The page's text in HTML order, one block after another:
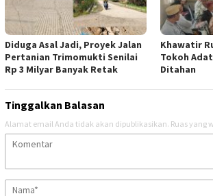
Diduga Asal Jadi, Proyek Jalan
Pertanian Trimomukti Senilai
Rp 3 Milyar Banyak Retak
Khawatir
Tokoh
Ditahan
Tinggalkan Balasan
Alamat email Anda tidak akan dipublikasikan. Ruas yang